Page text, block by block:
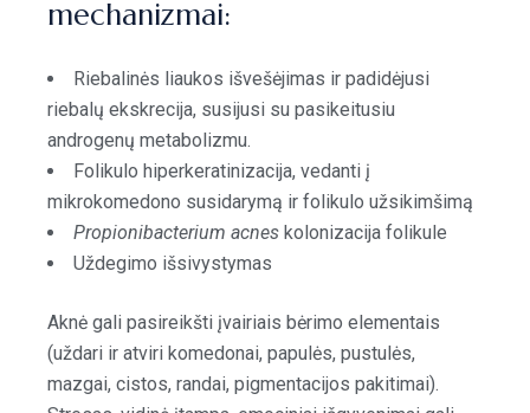
mechanizmai:
Riebalinės liaukos išvešėjimas ir padidėjusi
riebalų ekskrecija, susijusi su pasikeitusiu
androgenų metabolizmu.
Folikulo hiperkeratinizacija, vedanti į
mikrokomedono susidarymą ir folikulo užsikimšimą
Propionibacterium acnes kolonizacija folikule
Uždegimo išsivystymas
Aknė gali pasireikšti įvairiais bėrimo elementais
(uždari ir atviri komedonai, papulės, pustulės,
mazgai, cistos, randai, pigmentacijos pakitimai).